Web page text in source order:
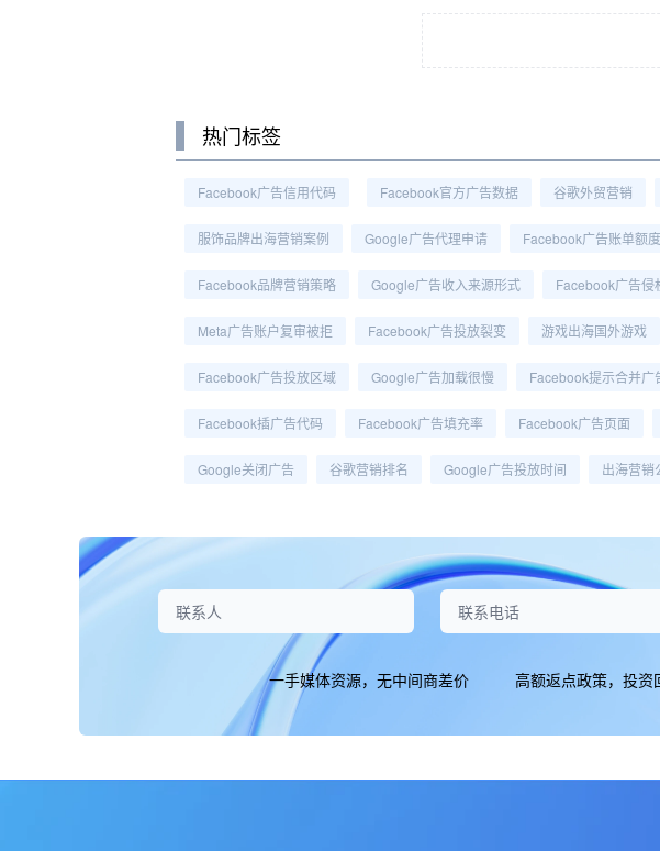
热门标签
Facebook广告信用代码 Facebook官方广告数据 谷歌外贸营销
服饰品牌出海营销案例 Google广告代理申请 Facebook广告账单额度
Facebook品牌营销策略 Google广告收入来源形式 Facebook广告侵
Meta广告账户复审被拒 Facebook广告投放裂变 游戏出海国外游戏
Facebook广告投放区域 Google广告加载很慢 Facebook提示合并广
Facebook插广告代码 Facebook广告填充率 Facebook广告页面
Google关闭广告 谷歌营销排名 Google广告投放时间 出海营销
一手媒体资源，无中间商差价 高额返点政策，投资